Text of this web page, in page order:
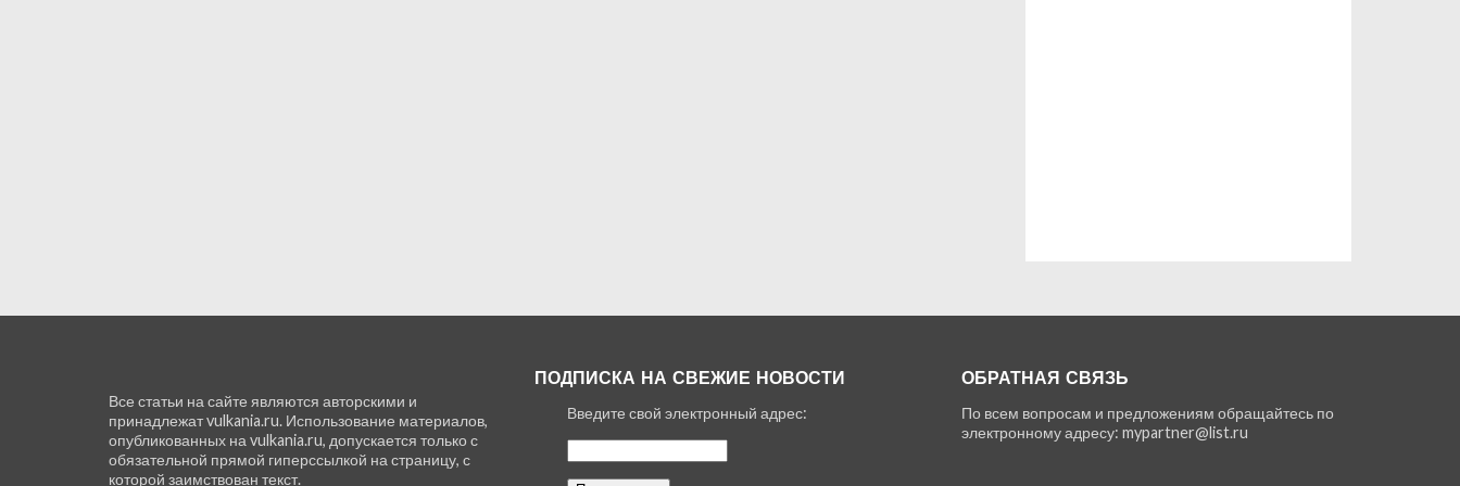
Все статьи на сайте являются авторскими и
принадлежат vulkania.ru. Использование материалов,
опубликованных на vulkania.ru, допускается только с
обязательной прямой гиперссылкой на страницу, с
которой заимствован текст.
ПОДПИСКА НА СВЕЖИЕ НОВОСТИ
Введите свой электронный адрес:
ОБРАТНАЯ СВЯЗЬ
По всем вопросам и предложениям обращайтесь по
электронному адресу: mypartner@list.ru